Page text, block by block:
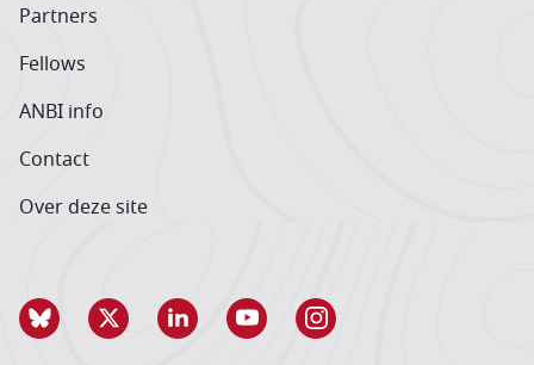
Partners
Fellows
ANBI info
Contact
Over deze site